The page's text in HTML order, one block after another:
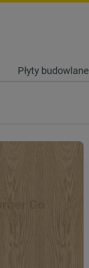
Płyty budowlane